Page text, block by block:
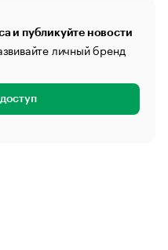
и публикуйте новости
личный бренд